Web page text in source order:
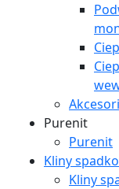
Purenit
Purenit
Kliny
Kliny